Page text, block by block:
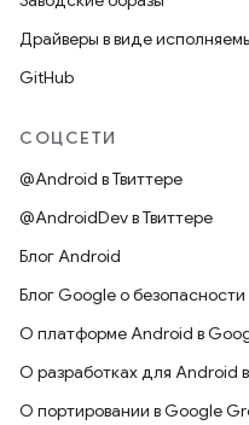
Драйверы в виде
GitHub
СОЦСЕТИ
@Android в Твиттере
@AndroidDev в Твиттере
Блог Android
Блог Google о безопасности
О платформе Android в
О разработках для Android
О портировании в Google